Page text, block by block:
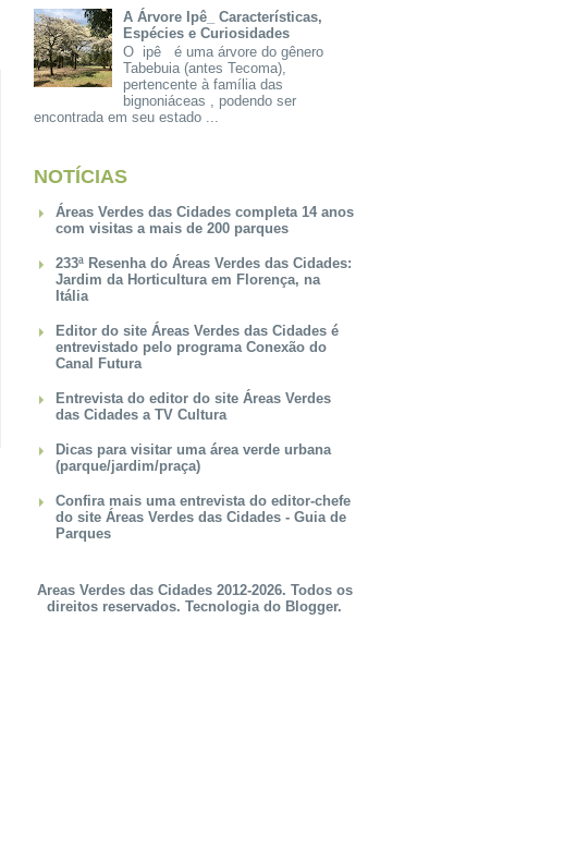
A Árvore Ipê_ Características,
Espécies e Curiosidades
O ipê é uma árvore do gênero
Tabebuia (antes Tecoma),
pertencente à família das
bignoniáceas , podendo ser
encontrada em seu estado ...
NOTÍCIAS
Áreas Verdes das Cidades completa 14 anos
com visitas a mais de 200 parques
233ª Resenha do Áreas Verdes das Cidades:
Jardim da Horticultura em Florença, na
Itália
Editor do site Áreas Verdes das Cidades é
entrevistado pelo programa Conexão do
Canal Futura
Entrevista do editor do site Áreas Verdes
das Cidades a TV Cultura
Dicas para visitar uma área verde urbana
(parque/jardim/praça)
Confira mais uma entrevista do editor-chefe
do site Áreas Verdes das Cidades - Guia de
Parques
Areas Verdes das Cidades 2012-2026. Todos os
direitos reservados. Tecnologia do Blogger.